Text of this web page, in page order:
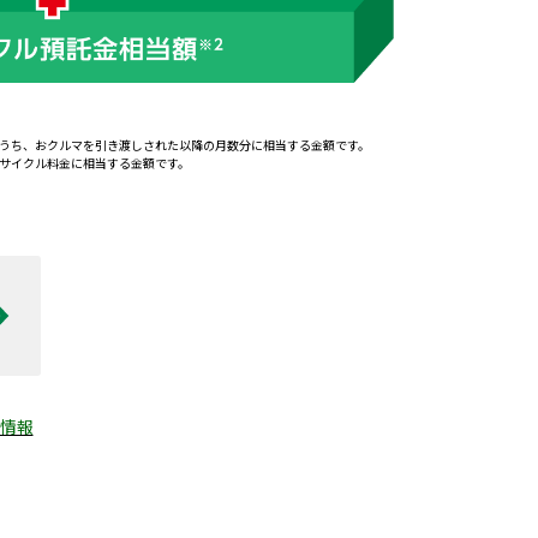
、おクルマを引き渡しされた以降の月数分に相当する金額です。
クル料金に相当する金額です。
報